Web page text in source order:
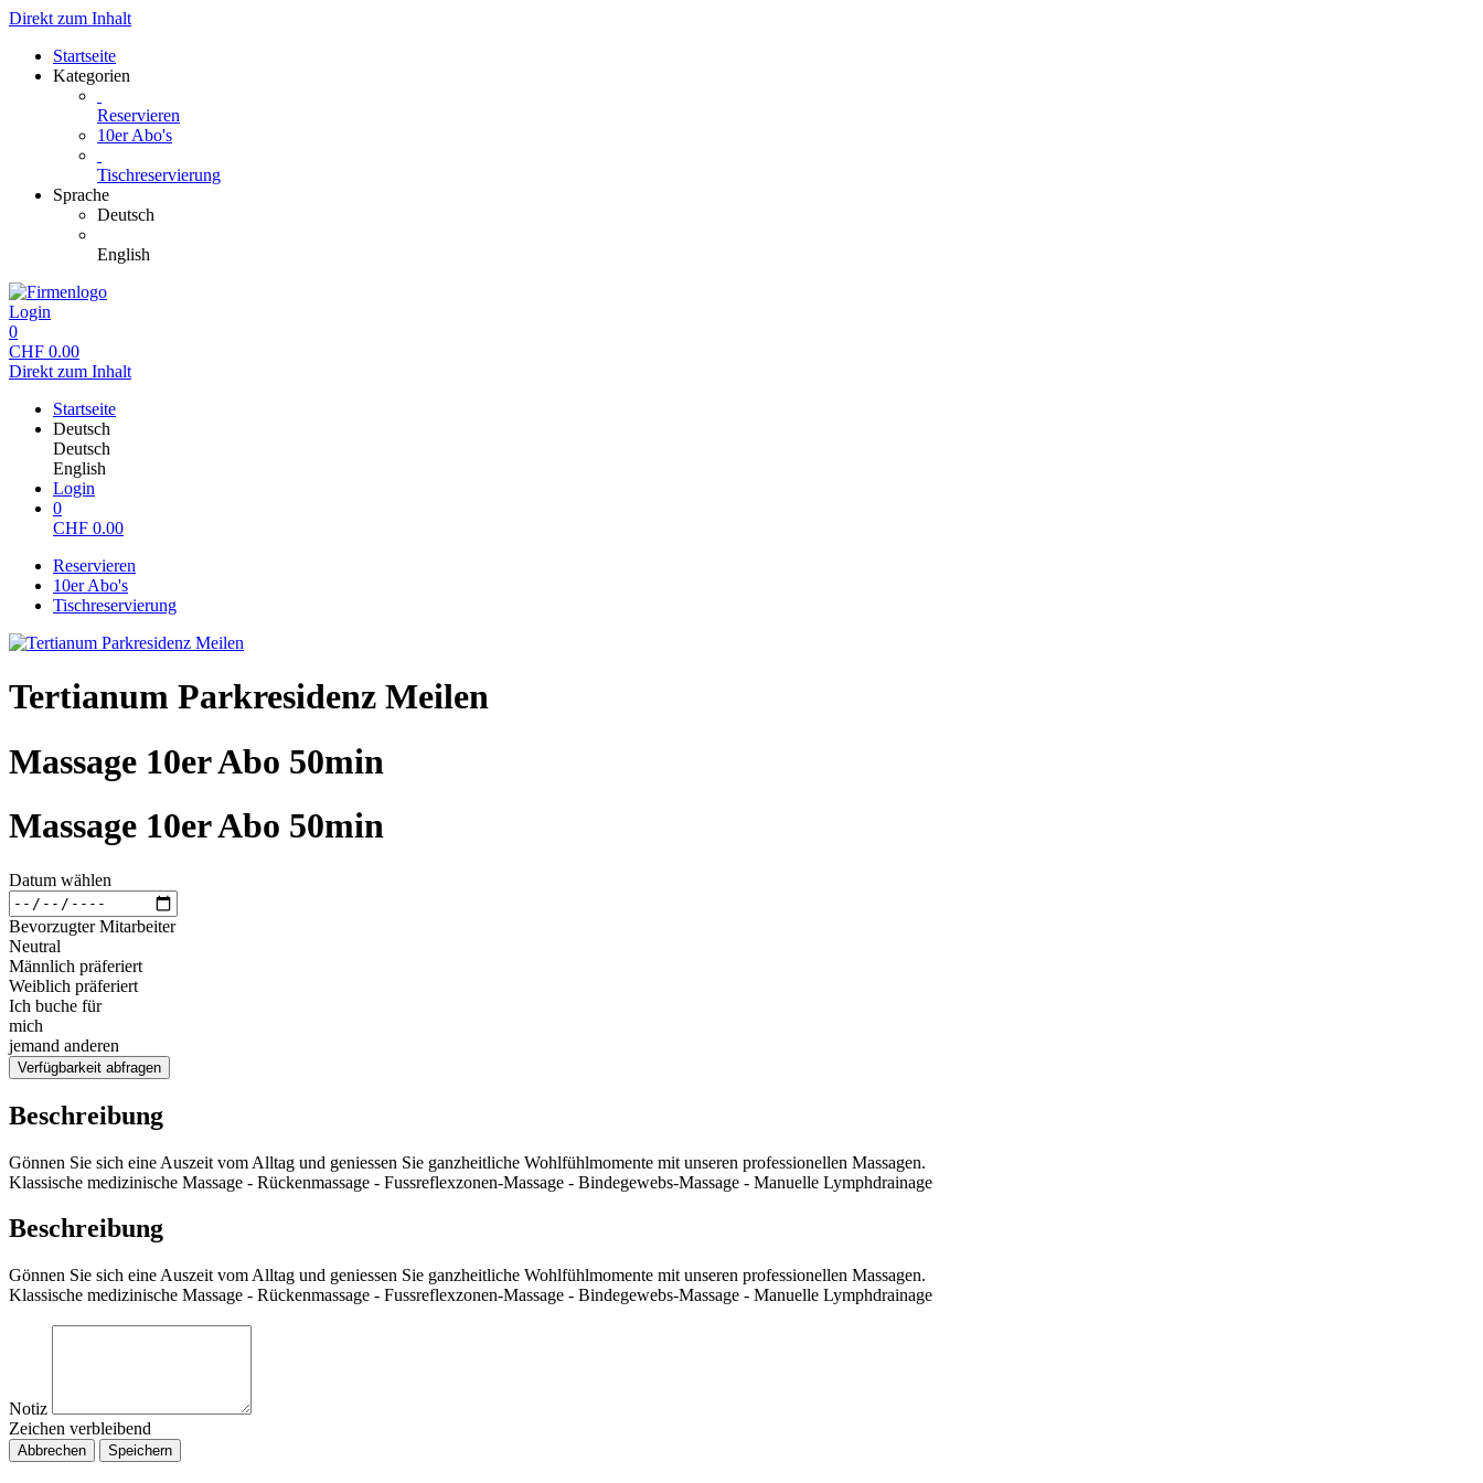
Direkt zum Inhalt
Startseite
Kategorien
Reservieren
10er Abo's
Tischreservierung
Sprache
Deutsch
English
Login
0
CHF 0.00
Direkt zum Inhalt
Startseite
Deutsch
Deutsch
English
Login
0
CHF 0.00
Reservieren
10er Abo's
Tischreservierung
Tertianum Parkresidenz Meilen
Massage 10er Abo 50min
Massage 10er Abo 50min
Datum wählen
Bevorzugter Mitarbeiter
Neutral
Männlich präferiert
Weiblich präferiert
Ich buche für
mich
jemand anderen
Verfügbarkeit abfragen
Beschreibung
Gönnen Sie sich eine Auszeit vom Alltag und geniessen Sie ganzheitliche Wohlfühlmomente mit unseren professionellen Massagen.
Klassische medizinische Massage - Rückenmassage - Fussreflexzonen-Massage - Bindegewebs-Massage - Manuelle Lymphdrainage
Beschreibung
Gönnen Sie sich eine Auszeit vom Alltag und geniessen Sie ganzheitliche Wohlfühlmomente mit unseren professionellen Massagen.
Klassische medizinische Massage - Rückenmassage - Fussreflexzonen-Massage - Bindegewebs-Massage - Manuelle Lymphdrainage
Notiz
Zeichen verbleibend
Abbrechen Speichern